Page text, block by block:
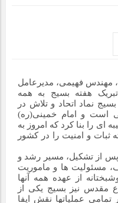
مهندس فهیمی، مدیرعامل
هفته بسیج به همه
نماد اتحاد و تلاش در
است و امام خمینی(ره)
را بنا کرد که امروز به
ثبات و امنیت را در کشور
از تشکیل، مسیر رشد و
مسئولیت ها و ماموریت
از عهده همه آنها
مقدس نیز بسیج یکی از
عملیاتها نقش ایفا